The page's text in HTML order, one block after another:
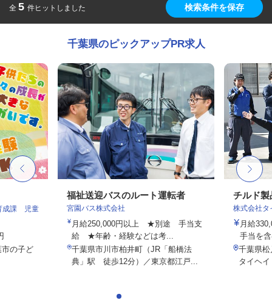
全 5 件ヒットしました 検索条件を保存
千葉県のピックアップPR求人
成課 児童
の子ど
福祉送迎バスのルート運転者
宮園バス株式会社
月給250,000円以上 ★別途 手当支
給 ★年齢・経験などは考...
千葉県市川市柏井町（JR「船橋法
典」駅 徒歩12分）／東京都江戸...
チルド製
株式会社タ
月給
手当を
千葉県
タイヘ